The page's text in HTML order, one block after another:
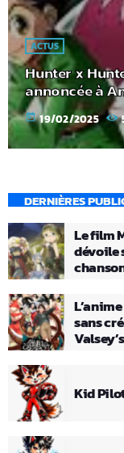
ACTUS
Hunter x
annoncée à
today 19/02/2025
DERNIÈRES
Le film
dévoile
sans
Kid